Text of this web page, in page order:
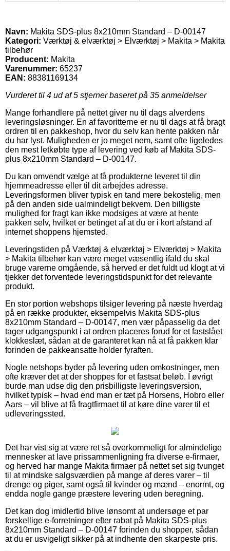
Navn: Makita SDS-plus 8x210mm Standard – D-00147
Kategori: Værktøj & elværktøj > Elværktøj > Makita > Makita
tilbehør
Producent: Makita
Varenummer: 65237
EAN: 88381169134
Vurderet til 4 ud af 5 stjerner baseret på 35 anmeldelser
Mange forhandlere på nettet giver nu til dags alverdens
leveringsløsninger. En af favoritterne er nu til dags at få bragt
ordren til en pakkeshop, hvor du selv kan hente pakken når
du har lyst. Muligheden er jo meget nem, samt ofte ligeledes
den mest letkøbte type af levering ved køb af Makita SDS-
plus 8x210mm Standard – D-00147.
Du kan omvendt vælge at få produkterne leveret til din
hjemmeadresse eller til dit arbejdes adresse.
Leveringsformen bliver typisk en tand mere bekostelig, men
på den anden side ualmindeligt bekvem. Den billigste
mulighed for fragt kan ikke modsiges at være at hente
pakken selv, hvilket er betinget af at du er i kort afstand af
internet shoppens hjemsted.
Leveringstiden på Værktøj & elværktøj > Elværktøj > Makita
> Makita tilbehør kan være meget væsentlig ifald du skal
bruge varerne omgående, så herved er det fuldt ud klogt at vi
tjekker det forventede leveringstidspunkt for det relevante
produkt.
En stor portion webshops tilsiger levering på næste hverdag
på en række produkter, eksempelvis Makita SDS-plus
8x210mm Standard – D-00147, men vær påpasselig da det
tager udgangspunkt i at ordren placeres forud for et fastslået
klokkeslæt, sådan at de garanteret kan nå at få pakken klar
forinden de pakkeansatte holder fyraften.
Nogle netshops byder på levering uden omkostninger, men
ofte kræver det at der shoppes for et fastsat beløb. I øvrigt
burde man udse dig den prisbilligste leveringsversion,
hvilket typisk – hvad end man er tæt på Horsens, Hobro eller
Aars – vil blive at få fragtfirmaet til at køre dine varer til et
udleveringssted.
Det har vist sig at være ret så overkommeligt for almindelige
mennesker at lave prissammenligning fra diverse e-firmaer,
og herved har mange Makita firmaer på nettet set sig tvunget
til at mindske salgsværdien på mange af deres varer – til
drenge og piger, samt også til kvinder og mænd – enormt, og
endda nogle gange præstere levering uden beregning.
Det kan dog imidlertid blive lønsomt at undersøge et par
forskellige e-forretninger efter rabat på Makita SDS-plus
8x210mm Standard – D-00147 forinden du shopper, sådan
at du er usvigeligt sikker på at indhente den skarpeste pris.